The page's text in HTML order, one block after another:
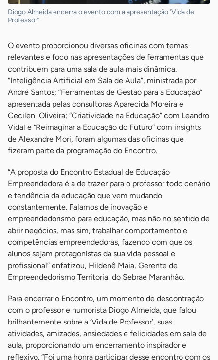
Diogo Almeida encerra o evento com a apresentação ‘Vida de
Professor”
O evento proporcionou diversas oficinas com temas
relevantes e foco nas apresentações de ferramentas que
contribuem para uma sala de aula mais dinâmica.
“Inteligência Artificial em Sala de Aula”, ministrada por
André Santos; “Ferramentas de Gestão para a Educação”
apresentada pelas consultoras Aparecida Moreira e
Cecileni Oliveira; “Criatividade na Educação” com Leandro
Vidal e “Reimaginar a Educação do Futuro” com insights
de Alexandre Mori, foram algumas das oficinas que
fizeram parte da programação do Encontro.
“A proposta do Encontro Estadual de Educação
Empreendedora é a de trazer para o professor todo cenário
e tendência da educação que vem mudando
constantemente. Falamos de inovação e
empreendedorismo para educação, mas não no sentido de
abrir negócios, mas sim, trabalhar comportamento e
competências empreendedoras, fazendo com que os
alunos sejam protagonistas da sua vida pessoal e
profissional” enfatizou, Hildenê Maia, Gerente de
Empreendedorismo Territorial do Sebrae Maranhão.
Para encerrar o Encontro, um momento de descontração
com o professor e humorista Diogo Almeida, que falou
brilhantemente sobre a ‘Vida de Professor’, suas
atividades, amizades, ansiedades e felicidades em sala de
aula, proporcionando um encerramento inspirador e
reflexivo. “Foi uma honra participar desse encontro com os